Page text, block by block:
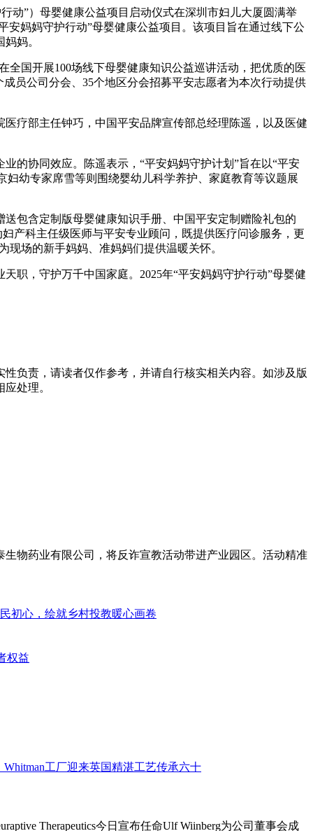
动”）母婴健康公益项目启动仪式在深圳市妇儿大厦圆满举
安妈妈守护行动”母婴健康公益项目。该项目旨在通过线下公
妈。
国开展100场线下母婴健康知识公益巡讲活动，把优质的医
员公司分会、35个地区分会招募平安志愿者为本次行动提供
疗部主任钟巧，中国平安品牌宣传部总经理陈遥，以及医健
的协同效应。陈遥表示，“平安妈妈守护计划”旨在以“平安
妇幼专家席雪等则围绕婴幼儿科学养护、家庭教育等议题展
包含定制版母婴健康知识手册、中国平安定制赠险礼包的
产科主任级医师与平安专业顾问，既提供医疗问诊服务，更
场的新手妈妈、准妈妈们提供温暖关怀。
职，守护万千中国家庭。2025年“平安妈妈守护行动”母婴健
负责，请读者仅作参考，并请自行核实相关内容。如涉及版
处理。
物药业有限公司，将反诈宣教活动带进产业园区。活动精准
Therapeutics今日宣布任命Ulf Wiinberg为公司董事会成